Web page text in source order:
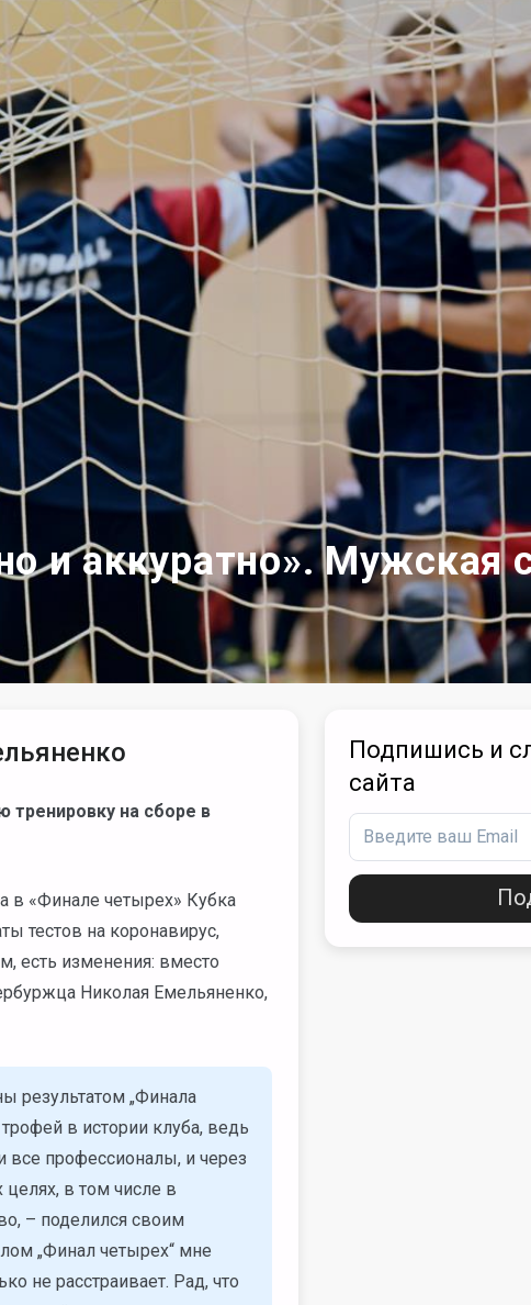
и аккуратно». Мужская
тренировку на сборе в
в «Финале четырех» Кубка
тестов на коронавирус,
есть изменения: вместо
Николая Емельяненко,
результатом „Финала
в истории клуба, ведь
профессионалы, и через
в том числе в
– поделился своим
„Финал четырех“ мне
не расстраивает. Рад, что
Подпишись и
сайта